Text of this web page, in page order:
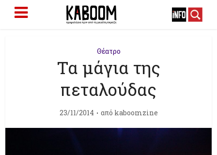
Θέατρο
Τα μάγια της
πεταλούδας
23/11/2014 από kaboomzine